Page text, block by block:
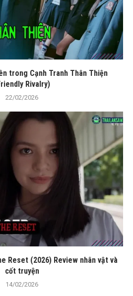
trong Cạnh Tranh Thân Thiện
Rivalry)
22/02/2026
Reset (2026) Review nhân vật và
cốt truyện
14/02/2026